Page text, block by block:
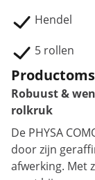
Hendel
5 rollen
Robuust &
rolkruk
De PHYSA
door zijn
afwerking. Met